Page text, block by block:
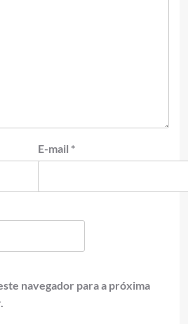
E-mail *
navegador para a próxima